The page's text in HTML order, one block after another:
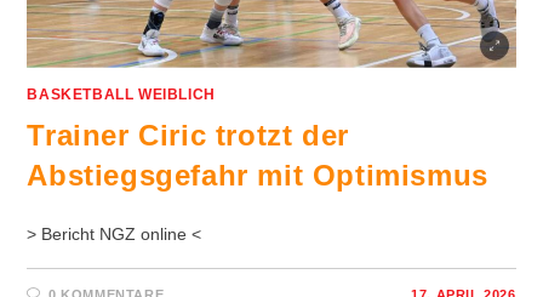
BASKETBALL WEIBLICH
Trainer Ciric trotzt der
Abstiegsgefahr mit Optimismus
> Bericht NGZ online <